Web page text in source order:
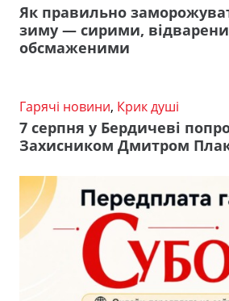
Як правильно
зиму — сирими,
обсмаженими
Гарячі новини, Крик душі
7 серпня у Бердичеві
Захисником Дмитром